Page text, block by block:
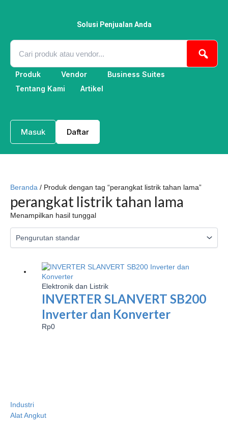
Solusi Penjualan Anda
Produk Vendor
Business Suites
Tentang Kami
Artikel
Masuk Daftar
Industri
Alat Angkut
Beranda / Produk dengan tag “perangkat listrik tahan lama”
perangkat listrik tahan lama
Menampilkan hasil tunggal
Elektronik dan Listrik
INVERTER SLANVERT SB200
Inverter dan Konverter
Rp0